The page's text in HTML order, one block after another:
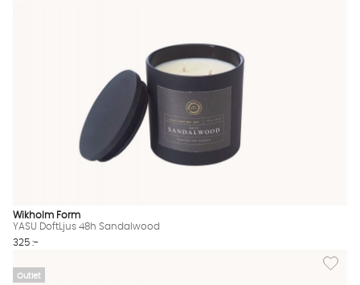
Wikholm Form
YASU DoftLjus 48h Sandalwood
325 :-
Outlet
Lägg